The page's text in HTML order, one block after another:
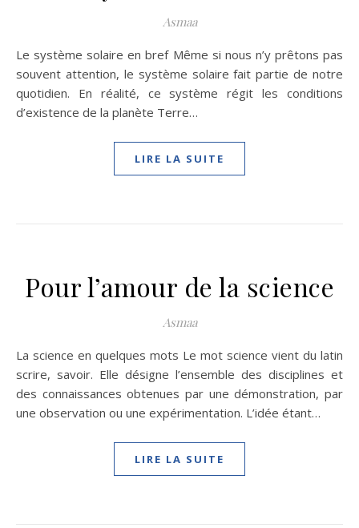
Asmaa
Le système solaire en bref Même si nous n’y prêtons pas
souvent attention, le système solaire fait partie de notre
quotidien. En réalité, ce système régit les conditions
d’existence de la planète Terre…
LIRE LA SUITE
Pour l’amour de la science
Asmaa
La science en quelques mots Le mot science vient du latin
scrire, savoir. Elle désigne l’ensemble des disciplines et
des connaissances obtenues par une démonstration, par
une observation ou une expérimentation. L’idée étant…
LIRE LA SUITE